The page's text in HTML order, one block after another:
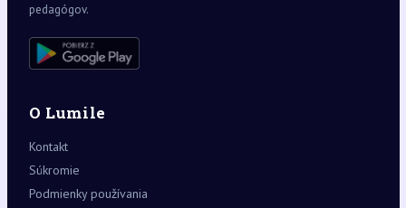
pedagógov.
O Lumile
Kontakt
Súkromie
Podmienky používania